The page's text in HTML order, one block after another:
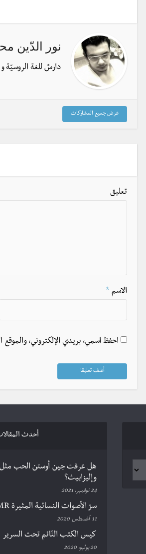
نور الدّين
دارسٌ للغة الروسيّة
عرض جميع المشاركات
تعليق
الاسم *
احفظ اسمي، بريدي الإلكتروني،
أحدث
هل عرفت جين أوستن الحب
وإليزابيث؟
24 نوفمبر، 2021
سرّ الأصوات النسائية المثيرة ASMR
11 أغسطس، 2020
كيس الكتب النّائم تحت السرير
20 يوليو، 2020